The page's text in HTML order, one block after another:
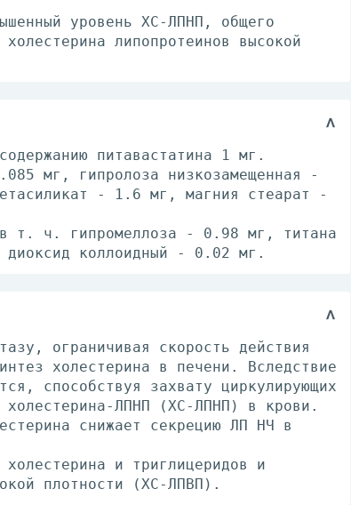
уровень ХС-ЛПНП, общего
липопротеинов высокой
питавастатина 1 мг.
мг, гипролоза низкозамещенная -
- 1.6 мг, магния стеарат -
т. ч. гипромеллоза - 0.98 мг, титана
коллоидный - 0.02 мг.
ограничивая скорость действия
холестерина в печени. Вследствие
способствуя захвату циркулирующих
ЛПНП (ХС-ЛПНП) в крови.
снижает секрецию ЛП НЧ в
и триглицеридов и
плотности (ХС-ЛПВП).